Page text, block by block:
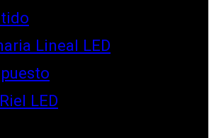
Lineal LED
LED